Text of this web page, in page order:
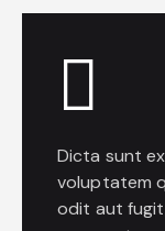
Dicta sunt
voluptatem
odit aut